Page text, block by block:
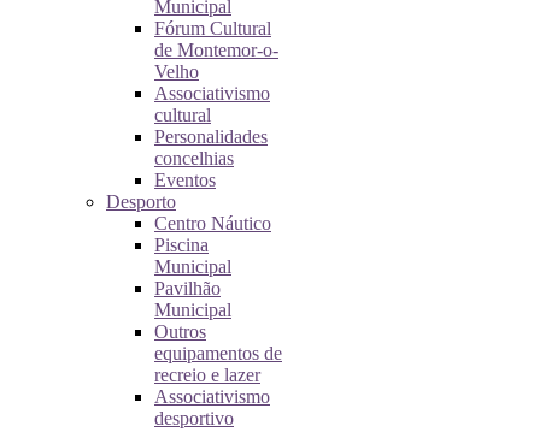
Municipal
Fórum Cultural
de Montemor-o-
Velho
Associativismo
cultural
Personalidades
concelhias
Eventos
Desporto
Centro Náutico
Piscina
Municipal
Pavilhão
Municipal
Outros
equipamentos de
recreio e lazer
Associativismo
desportivo